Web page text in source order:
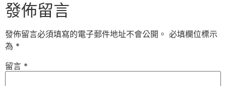
發佈留言
發佈留言必須填寫的電子郵件地址不會公開。 必填欄位標示
為 *
留言 *